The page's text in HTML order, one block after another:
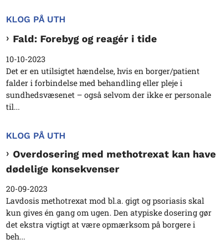
KLOG PÅ UTH
Fald: Forebyg og reagér i tide
10-10-2023
Det er en utilsigtet hændelse, hvis en borger/patient
falder i forbindelse med behandling eller pleje i
sundhedsvæsenet – også selvom der ikke er personale
til...
KLOG PÅ UTH
Overdosering med methotrexat kan have
dødelige konsekvenser
20-09-2023
Lavdosis methotrexat mod bl.a. gigt og psoriasis skal
kun gives én gang om ugen. Den atypiske dosering gør
det ekstra vigtigt at være opmærksom på borgere i
beh...